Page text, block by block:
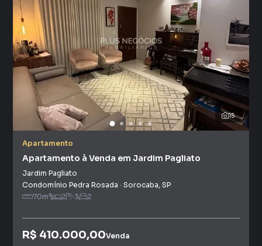
15
Apartamento
Apartamento à Venda em Jardim Pagliato
Jardim Pagliato
Condomínio Pedra Rosada · Sorocaba, SP
70m² 2 3 2
R$ 410.000,00Venda